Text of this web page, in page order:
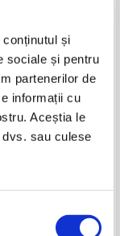
și
sociale și pentru
partenerilor de
informații cu
Aceștia le
sau culese
Kessel - Leul
10,00Lei 6,50 Lei